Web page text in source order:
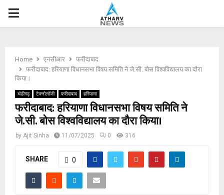
P
M
A
Home एनसीआर
फरीदाबाद
फरीदाबाद: हरियाणा विधानसभा विषय समिति ने जे.सी. बोस विश्वविद्यालय का दौरा
किया।
चंडीगढ़ टेक्नोलॉजी फरीदाबाद हरियाणा
फरीदाबाद: हरियाणा विधानसभा विषय समिति ने
जे.सी. बोस विश्वविद्यालय का दौरा किया।
by Ajit Sinha 11/07/2025 0 316
SHARE 0